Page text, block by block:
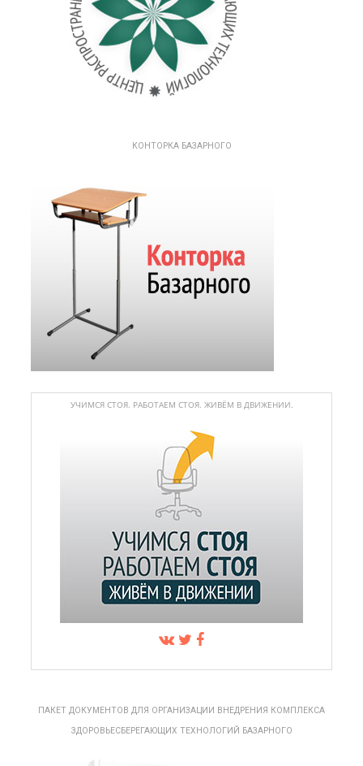
КОНТОРКА БАЗАРНОГО
УЧИМСЯ СТОЯ. РАБОТАЕМ СТОЯ. ЖИВЁМ В ДВИЖЕНИИ.
ПАКЕТ ДОКУМЕНТОВ ДЛЯ ОРГАНИЗАЦИИ ВНЕДРЕНИЯ КОМПЛЕКСА
ЗДОРОВЬЕСБЕРЕГАЮЩИХ ТЕХНОЛОГИЙ БАЗАРНОГО